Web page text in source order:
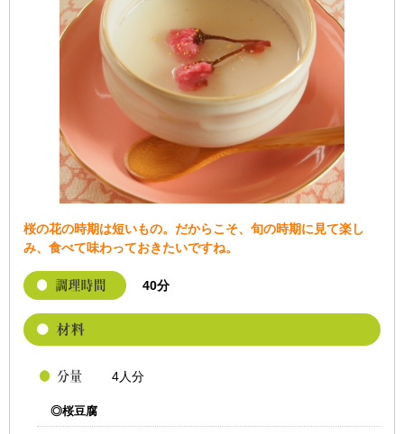
桜の花の時期は短いもの。だからこそ、旬の時期に見て楽し
み、食べて味わっておきたいですね。
40分
4人分
◎桜豆腐